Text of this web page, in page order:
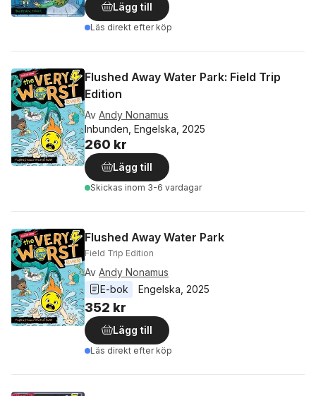
Lägg till
Läs direkt efter köp
Flushed Away Water Park: Field Trip
Edition
Av Andy Nonamus
Inbunden, Engelska, 2025
260 kr
Lägg till
Skickas inom 3-6 vardagar
Flushed Away Water Park
Field Trip Edition
Av Andy Nonamus
E-bok
Engelska 2025
352 kr
Lägg till
Läs direkt efter köp